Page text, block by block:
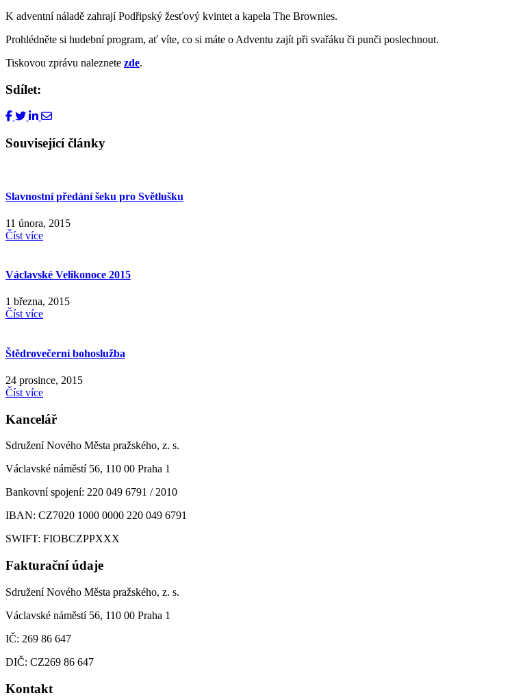
K adventní náladě zahrají Podřipský žesťový kvintet a kapela The Brownies.
Prohlédněte si hudební program, ať víte, co si máte o Adventu zajít při svařáku či punči poslechnout.
Tiskovou zprávu naleznete zde.
Sdílet:
Související články
Slavnostní předání šeku pro Světlušku
11 února, 2015
Číst více
Václavské Velikonoce 2015
1 března, 2015
Číst více
Štědrovečerní bohoslužba
24 prosince, 2015
Číst více
Kancelář
Sdružení Nového Města pražského, z. s.
Václavské náměstí 56, 110 00 Praha 1
Bankovní spojení: 220 049 6791 / 2010
IBAN: CZ7020 1000 0000 220 049 6791
SWIFT: FIOBCZPPXXX
Fakturační údaje
Sdružení Nového Města pražského, z. s.
Václavské náměstí 56, 110 00 Praha 1
IČ: 269 86 647
DIČ: CZ269 86 647
Kontakt